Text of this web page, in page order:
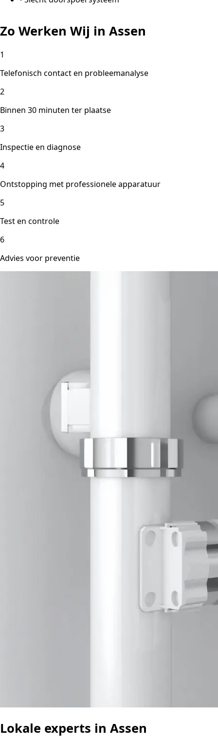
Zo Werken Wij in Assen
1
Telefonisch contact en probleemanalyse
2
Binnen 30 minuten ter plaatse
3
Inspectie en diagnose
4
Ontstopping met professionele apparatuur
5
Test en controle
6
Advies voor preventie
Lokale experts in Assen